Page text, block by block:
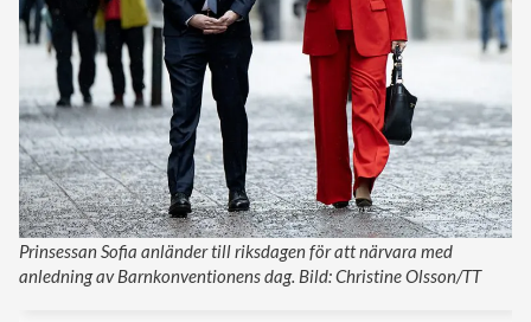
Prinsessan Sofia anländer till riksdagen för att närvara med
anledning av Barnkonventionens dag. Bild: Christine Olsson/TT